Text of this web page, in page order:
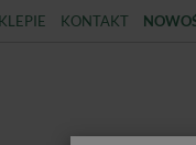
KONTAKT